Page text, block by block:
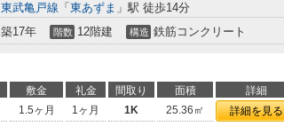
東武亀戸線 「 東あずま 」駅 徒歩14分
築17年 階数 12階建 構造 鉄筋コンクリート
敷金 礼金 間取り 面積 詳細
1.5ヶ月 1ヶ月 1K 25.36㎡ 詳細を見る